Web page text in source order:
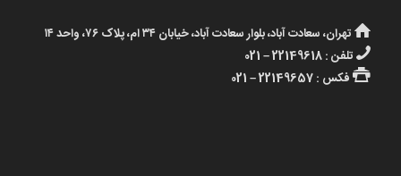
تهران، سعادت آباد، بلوار سعادت آباد، خیابان ۳۴ ام، پلاک ۷۶، واحد ۱۴
تلفن : 22149618 – 021
فکس : 22149657 – 021